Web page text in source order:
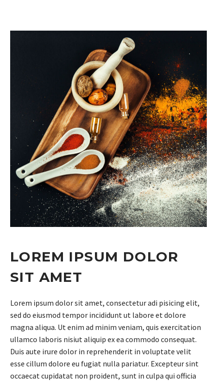
LOREM IPSUM DOLOR
SIT AMET
Lorem ipsum dolor sit amet, consectetur adi pisicing elit,
sed do eiusmod tempor incididunt ut labore et dolore
magna aliqua. Ut enim ad minim veniam, quis exercitation
ullamco laboris nisiut aliquip ex ea commodo consequat.
Duis aute irure dolor in reprehenderit in voluptate velit
esse cillum dolore eu fugiat nulla pariatur. Excepteur sint
occaecat cupidatat non proident, sunt in culpa qui officia